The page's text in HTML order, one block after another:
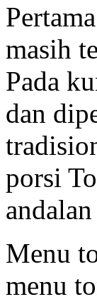
masih
Pada
dan
porsi
Menu
menu